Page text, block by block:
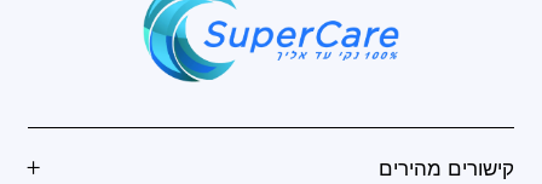
קישורים מהירים